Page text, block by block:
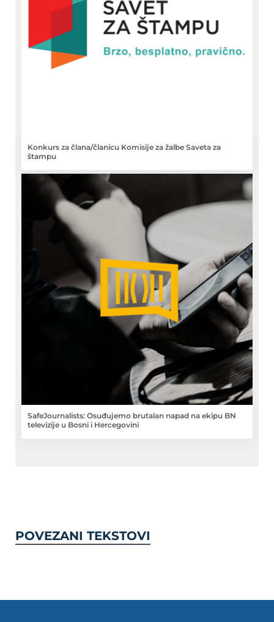
Konkurs za člana/članicu Komisije za žalbe Saveta za
štampu
SafeJournalists: Osuđujemo brutalan napad na ekipu BN
televizije u Bosni i Hercegovini
POVEZANI TEKSTOVI